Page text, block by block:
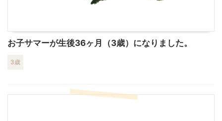
お子サマーが生後36ヶ月（3歳）になりました。
3歳